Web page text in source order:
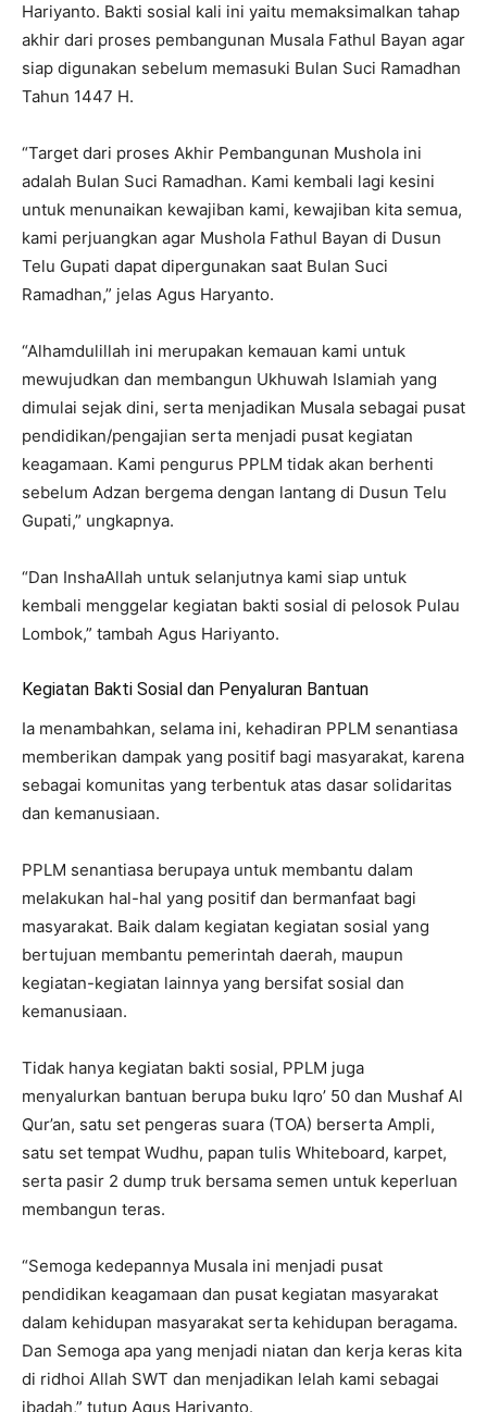
Hariyanto. Bakti sosial kali ini yaitu memaksimalkan tahap
akhir dari proses pembangunan Musala Fathul Bayan agar
siap digunakan sebelum memasuki Bulan Suci Ramadhan
Tahun 1447 H.
“Target dari proses Akhir Pembangunan Mushola ini
adalah Bulan Suci Ramadhan. Kami kembali lagi kesini
untuk menunaikan kewajiban kami, kewajiban kita semua,
kami perjuangkan agar Mushola Fathul Bayan di Dusun
Telu Gupati dapat dipergunakan saat Bulan Suci
Ramadhan,” jelas Agus Haryanto.
“Alhamdulillah ini merupakan kemauan kami untuk
mewujudkan dan membangun Ukhuwah Islamiah yang
dimulai sejak dini, serta menjadikan Musala sebagai pusat
pendidikan/pengajian serta menjadi pusat kegiatan
keagamaan. Kami pengurus PPLM tidak akan berhenti
sebelum Adzan bergema dengan lantang di Dusun Telu
Gupati,” ungkapnya.
“Dan InshaAllah untuk selanjutnya kami siap untuk
kembali menggelar kegiatan bakti sosial di pelosok Pulau
Lombok,” tambah Agus Hariyanto.
Kegiatan Bakti Sosial dan Penyaluran Bantuan
Ia menambahkan, selama ini, kehadiran PPLM senantiasa
memberikan dampak yang positif bagi masyarakat, karena
sebagai komunitas yang terbentuk atas dasar solidaritas
dan kemanusiaan.
PPLM senantiasa berupaya untuk membantu dalam
melakukan hal-hal yang positif dan bermanfaat bagi
masyarakat. Baik dalam kegiatan kegiatan sosial yang
bertujuan membantu pemerintah daerah, maupun
kegiatan-kegiatan lainnya yang bersifat sosial dan
kemanusiaan.
Tidak hanya kegiatan bakti sosial, PPLM juga
menyalurkan bantuan berupa buku Iqro’ 50 dan Mushaf Al
Qur’an, satu set pengeras suara (TOA) berserta Ampli,
satu set tempat Wudhu, papan tulis Whiteboard, karpet,
serta pasir 2 dump truk bersama semen untuk keperluan
membangun teras.
“Semoga kedepannya Musala ini menjadi pusat
pendidikan keagamaan dan pusat kegiatan masyarakat
dalam kehidupan masyarakat serta kehidupan beragama.
Dan Semoga apa yang menjadi niatan dan kerja keras kita
di ridhoi Allah SWT dan menjadikan lelah kami sebagai
ibadah,” tutup Agus Hariyanto.